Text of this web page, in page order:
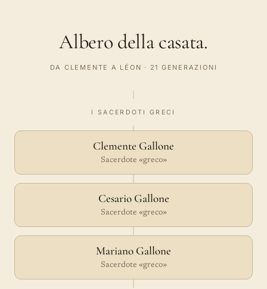
Albero della casata.
DA CLEMENTE A LÉON · 21 GENERAZIONI
I SACERDOTI GRECI
Clemente Gallone
Sacerdote «greco»
Cesario Gallone
Sacerdote «greco»
Mariano Gallone
Sacerdote «greco»